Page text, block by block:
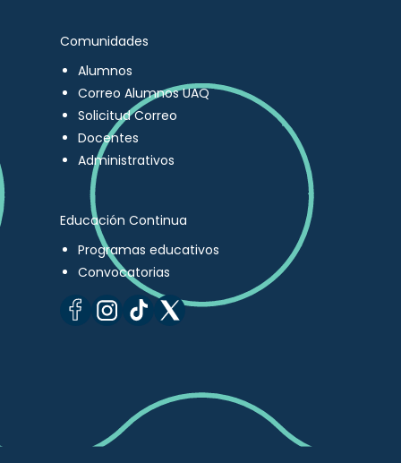
Comunidades
Alumnos
Correo Alumnos UAQ
Solicitud Correo
Docentes
Administrativos
Educación Continua
Programas educativos
Convocatorias